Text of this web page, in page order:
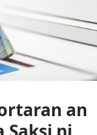
an